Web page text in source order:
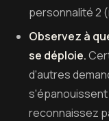
personnalité 2
Observez à
se déploie.
d'autres
s'épanouissent
reconnaissez